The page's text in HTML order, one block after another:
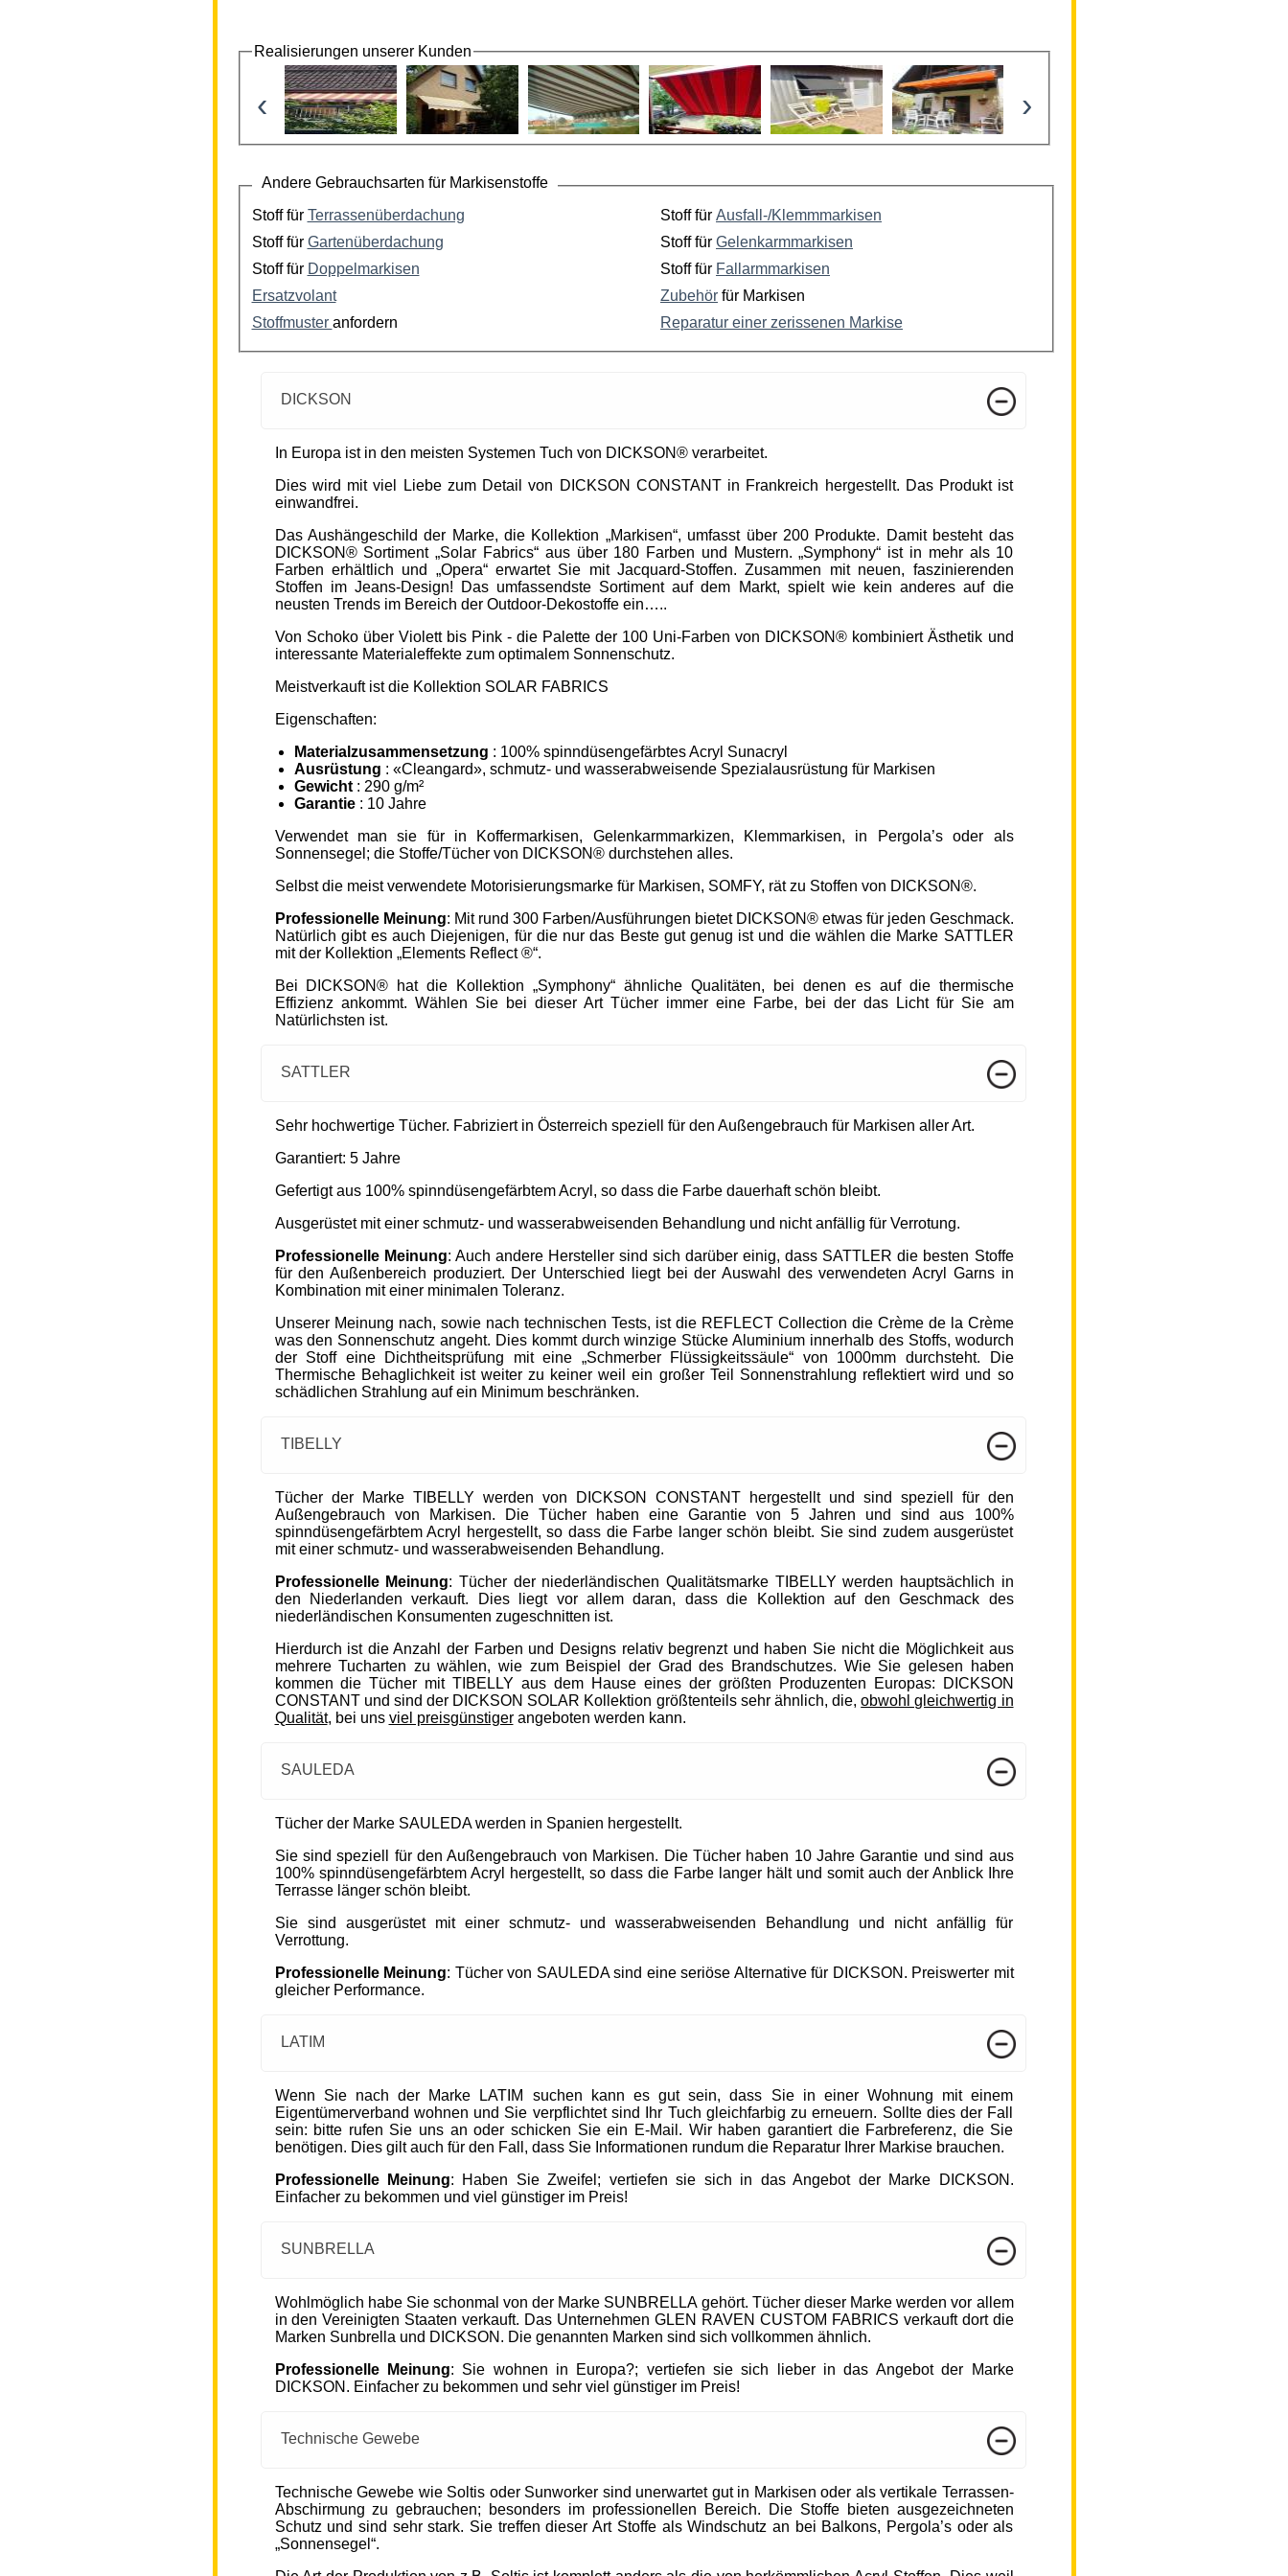
Realisierungen unserer Kunden
‹ ›
Andere Gebrauchsarten für Markisenstoffe
Stoff für Terrassenüberdachung Stoff für Ausfall-/Klemmmarkisen
Stoff für Gartenüberdachung Stoff für Gelenkarmmarkisen
Stoff für Doppelmarkisen Stoff für Fallarmmarkisen
Ersatzvolant
Zubehör für Markisen
Stoffmuster anfordern Reparatur einer zerissenen Markise
DICKSON
In Europa ist in den meisten Systemen Tuch von DICKSON® verarbeitet.
Dies wird mit viel Liebe zum Detail von DICKSON CONSTANT in Frankreich hergestellt. Das Produkt ist
einwandfrei.
Das Aushängeschild der Marke, die Kollektion „Markisen“, umfasst über 200 Produkte. Damit besteht das
DICKSON® Sortiment „Solar Fabrics“ aus über 180 Farben und Mustern. „Symphony“ ist in mehr als 10
Farben erhältlich und „Opera“ erwartet Sie mit Jacquard-Stoffen. Zusammen mit neuen, faszinierenden
Stoffen im Jeans-Design! Das umfassendste Sortiment auf dem Markt, spielt wie kein anderes auf die
neusten Trends im Bereich der Outdoor-Dekostoffe ein…..
Von Schoko über Violett bis Pink - die Palette der 100 Uni-Farben von DICKSON® kombiniert Ästhetik und
interessante Materialeffekte zum optimalem Sonnenschutz.
Meistverkauft ist die Kollektion SOLAR FABRICS
Eigenschaften:
Materialzusammensetzung : 100% spinndüsengefärbtes Acryl Sunacryl
Ausrüstung : «Cleangard», schmutz- und wasserabweisende Spezialausrüstung für Markisen
Gewicht: 290 g/m²
Garantie: 10 Jahre
Verwendet man sie für in Koffermarkisen, Gelenkarmmarkizen, Klemmarkisen, in Pergola’s oder als
Sonnensegel; die Stoffe/Tücher von DICKSON® durchstehen alles.
Selbst die meist verwendete Motorisierungsmarke für Markisen, SOMFY, rät zu Stoffen von DICKSON®.
Professionelle Meinung: Mit rund 300 Farben/Ausführungen bietet DICKSON® etwas für jeden Geschmack.
Natürlich gibt es auch Diejenigen, für die nur das Beste gut genug ist und die wählen die Marke SATTLER
mit der Kollektion „Elements Reflect ®“.
Bei DICKSON® hat die Kollektion „Symphony“ ähnliche Qualitäten, bei denen es auf die thermische
Effizienz ankommt. Wählen Sie bei dieser Art Tücher immer eine Farbe, bei der das Licht für Sie am
Natürlichsten ist.
SATTLER
Sehr hochwertige Tücher. Fabriziert in Österreich speziell für den Außengebrauch für Markisen aller Art.
Garantiert: 5 Jahre
Gefertigt aus 100% spinndüsengefärbtem Acryl, so dass die Farbe dauerhaft schön bleibt.
Ausgerüstet mit einer schmutz- und wasserabweisenden Behandlung und nicht anfällig für Verrotung.
Professionelle Meinung: Auch andere Hersteller sind sich darüber einig, dass SATTLER die besten Stoffe
für den Außenbereich produziert. Der Unterschied liegt bei der Auswahl des verwendeten Acryl Garns in
Kombination mit einer minimalen Toleranz.
Unserer Meinung nach, sowie nach technischen Tests, ist die REFLECT Collection die Crème de la Crème
was den Sonnenschutz angeht. Dies kommt durch winzige Stücke Aluminium innerhalb des Stoffs, wodurch
der Stoff eine Dichtheitsprüfung mit eine „Schmerber Flüssigkeitssäule“ von 1000mm durchsteht. Die
Thermische Behaglichkeit ist weiter zu keiner weil ein großer Teil Sonnenstrahlung reflektiert wird und so
schädlichen Strahlung auf ein Minimum beschränken.
TIBELLY
Tücher der Marke TIBELLY werden von DICKSON CONSTANT hergestellt und sind speziell für den
Außengebrauch von Markisen. Die Tücher haben eine Garantie von 5 Jahren und sind aus 100%
spinndüsengefärbtem Acryl hergestellt, so dass die Farbe langer schön bleibt. Sie sind zudem ausgerüstet
mit einer schmutz- und wasserabweisenden Behandlung.
Professionelle Meinung: Tücher der niederländischen Qualitätsmarke TIBELLY werden hauptsächlich in
den Niederlanden verkauft. Dies liegt vor allem daran, dass die Kollektion auf den Geschmack des
niederländischen Konsumenten zugeschnitten ist.
Hierdurch ist die Anzahl der Farben und Designs relativ begrenzt und haben Sie nicht die Möglichkeit aus
mehrere Tucharten zu wählen, wie zum Beispiel der Grad des Brandschutzes. Wie Sie gelesen haben
kommen die Tücher mit TIBELLY aus dem Hause eines der größten Produzenten Europas: DICKSON
CONSTANT und sind der DICKSON SOLAR Kollektion größtenteils sehr ähnlich, die,obwohl gleichwertig in
Qualität, bei uns viel preisgünstigerangeboten werden kann.
SAULEDA
Tücher der Marke SAULEDA werden in Spanien hergestellt.
Sie sind speziell für den Außengebrauch von Markisen. Die Tücher haben 10 Jahre Garantie und sind aus
100% spinndüsengefärbtem Acryl hergestellt, so dass die Farbe langer hält und somit auch der Anblick Ihre
Terrasse länger schön bleibt.
Sie sind ausgerüstet mit einer schmutz- und wasserabweisenden Behandlung und nicht anfällig für
Verrottung.
Professionelle Meinung: Tücher von SAULEDA sind eine seriöse Alternative für DICKSON. Preiswerter mit
gleicher Performance.
LATIM
Wenn Sie nach der Marke LATIM suchen kann es gut sein, dass Sie in einer Wohnung mit einem
Eigentümerverband wohnen und Sie verpflichtet sind Ihr Tuch gleichfarbig zu erneuern. Sollte dies der Fall
sein: bitte rufen Sie uns an oder schicken Sie ein E-Mail. Wir haben garantiert die Farbreferenz, die Sie
benötigen. Dies gilt auch für den Fall, dass Sie Informationen rundum die Reparatur Ihrer Markise brauchen.
Professionelle Meinung: Haben Sie Zweifel; vertiefen sie sich in das Angebot der Marke DICKSON.
Einfacher zu bekommen und viel günstiger im Preis!
SUNBRELLA
Wohlmöglich habe Sie schonmal von der Marke SUNBRELLA gehört. Tücher dieser Marke werden vor allem
in den Vereinigten Staaten verkauft. Das Unternehmen GLEN RAVEN CUSTOM FABRICS verkauft dort die
Marken Sunbrella und DICKSON. Die genannten Marken sind sich vollkommen ähnlich.
Professionelle Meinung: Sie wohnen in Europa?; vertiefen sie sich lieber in das Angebot der Marke
DICKSON. Einfacher zu bekommen und sehr viel günstiger im Preis!
Technische Gewebe
Technische Gewebe wie Soltis oder Sunworker sind unerwartet gut in Markisen oder als vertikale Terrassen-
Abschirmung zu gebrauchen; besonders im professionellen Bereich. Die Stoffe bieten ausgezeichneten
Schutz und sind sehr stark. Sie treffen dieser Art Stoffe als Windschutz an bei Balkons, Pergola’s oder als
„Sonnensegel“.